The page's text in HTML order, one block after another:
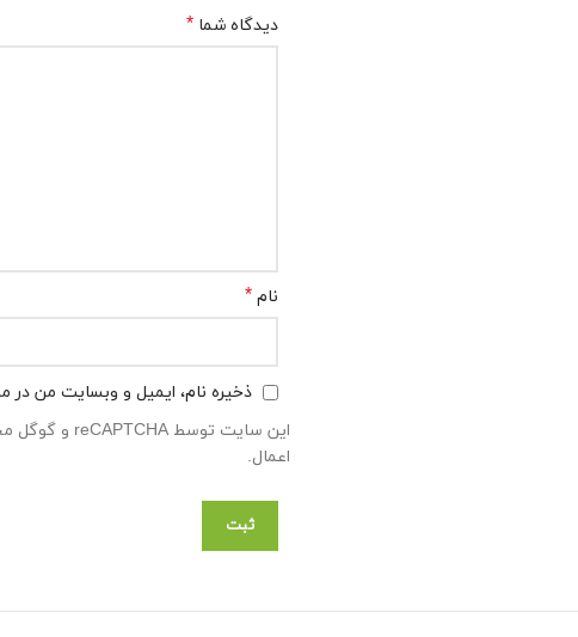
دیدگاه شما *
نام *
ذخیره نام، ایمیل و وبسایت من در
این سایت توسط reCAPTCHA و گوگل محافظت می‌شود
اعمال.